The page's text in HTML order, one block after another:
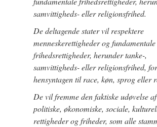
samvittigheds- eller religionsfrihed.
De deltagende stater vil respektere
menneskerettigheder og fundamentale
frihedsrettigheder, herunder tanke-,
samvittigheds- eller religionsfrihed,
hensyntagen til race, køn, sprog eller
De vil fremme den faktiske udøvelse
politiske, økonomiske, sociale,
rettigheder og friheder, som alle